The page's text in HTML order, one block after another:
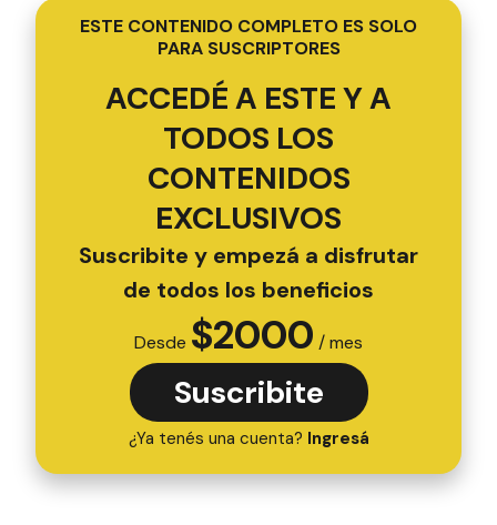
ESTE CONTENIDO COMPLETO ES SOLO
PARA SUSCRIPTORES
ACCEDÉ A ESTE Y A
TODOS LOS
CONTENIDOS
EXCLUSIVOS
Suscribite y empezá a disfrutar
de todos los beneficios
Desde $2000 / mes
Suscribite
¿Ya tenés una cuenta? Ingresá